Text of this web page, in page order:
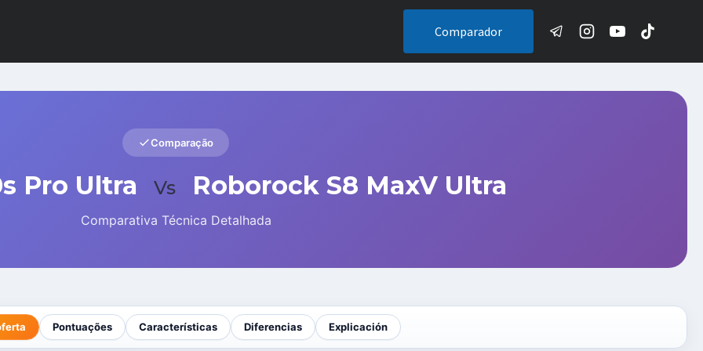
Comparador
Comparação
Pro Ultra Vs Roborock S8 MaxV Ultra
Comparativa Técnica Detalhada
Pontuações Características Diferencias Explicación